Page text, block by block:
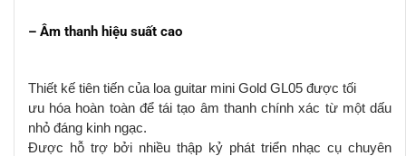
– Âm thanh hiệu suất cao
Thiết kế tiên tiến của loa guitar mini Gold GL05 được tối
ưu hóa hoàn toàn để tái tạo âm thanh chính xác từ một dấu
nhỏ đáng kinh ngạc.
Được hỗ trợ bởi nhiều thập kỷ phát triển nhạc cụ chuyên